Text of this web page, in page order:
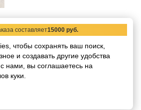
составляет15000 руб.
чтобы сохранять ваш поиск,
и создавать другие удобства
нами, вы соглашаетесь на
куки.